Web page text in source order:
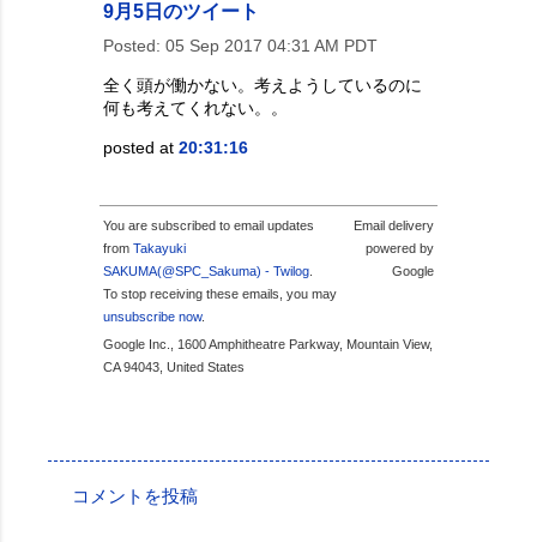
9月5日のツイート
Posted: 05 Sep 2017 04:31 AM PDT
全く頭が働かない。考えようしているのに
何も考えてくれない。。
posted at 20:31:16
You are subscribed to email updates
from Takayuki
SAKUMA(@SPC_Sakuma) - Twilog
To stop receiving these emails, you may
unsubscribe now.
Email delivery
powered by
Google
Google Inc., 1600 Amphitheatre Parkway, Mountain View,
CA 94043, United States
コメントを投稿